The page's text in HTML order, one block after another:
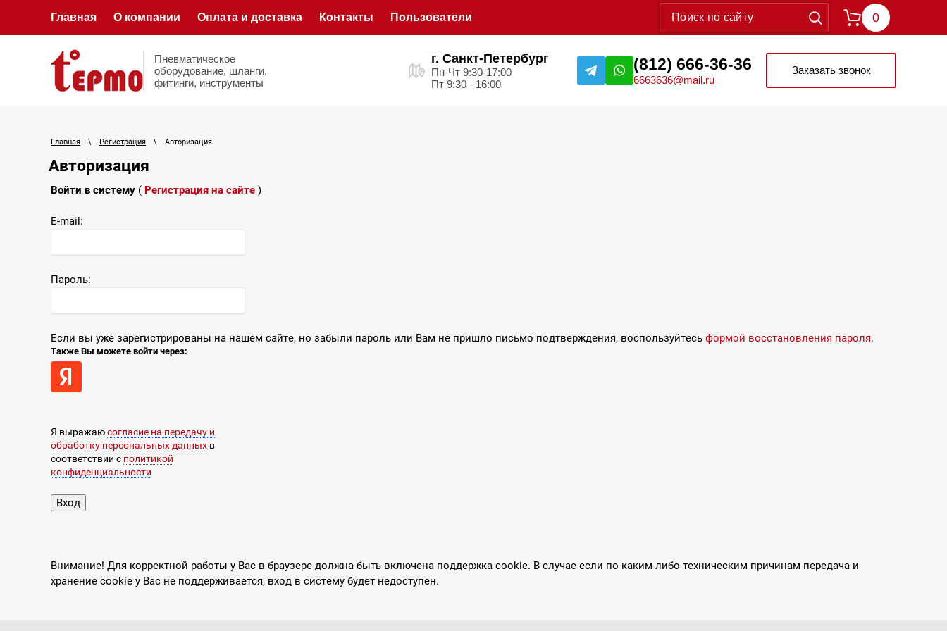
Главная О компании Оплата и доставка Контакты Пользователи 0
Пневматическое
оборудование, шланги,
фитинги, инструменты
г. Санкт-Петербург
Пн-Чт 9:30-17:00
Пт 9:30 - 16:00
(812) 666-36-36
6663636@mail.ru
Заказать звонок
Главная \ Регистрация \ Авторизация
Авторизация
Войти в систему ( Регистрация на сайте )
E-mail:
Пароль:
Если вы уже зарегистрированы на нашем сайте, но забыли пароль или Вам не пришло письмо подтверждения, воспользуйтесь формой восстановления пароля.
Также Вы можете войти через:
Я выражаюсогласие на передачу и
обработку персональных данных в
соответствии с политикой
конфиденциальности
Внимание! Для корректной работы у Вас в браузере должна быть включена поддержка cookie. В случае если по каким-либо техническим причинам передача и
хранение cookie у Вас не поддерживается, вход в систему будет недоступен.